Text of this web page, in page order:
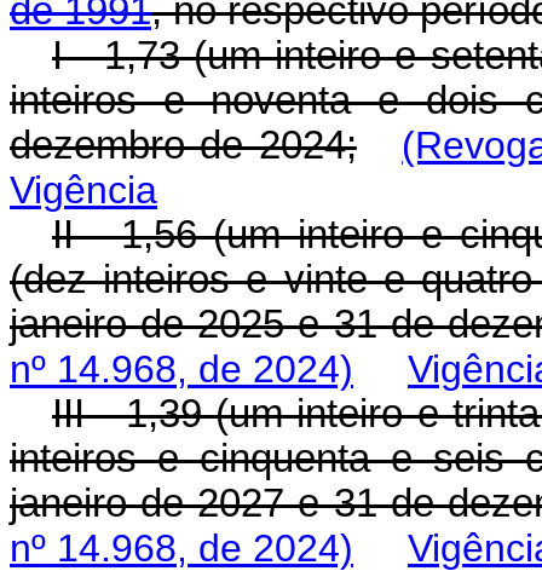
de 1991, no respectivo
I - 1,73 (um inteiro e
inteiros e noventa e dois
dezembro de 2024;
Vigência
II - 1,56 (um inteiro e
(dez inteiros e vinte e
janeiro de 2025 e 31 de
nº 14.968, de 2024)
III - 1,39 (um inteiro e
inteiros e cinquenta e seis
janeiro de 2027 e 31 de
nº 14.968, de 2024)